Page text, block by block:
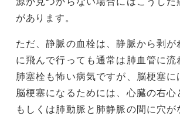
があります。
ただ、静脈の血栓は、静脈から剥が
に飛んで行っても通常は肺血管に流
肺塞栓も怖い病気ですが、脳梗塞に
脳梗塞になるためには、心臓の右心
もしくは肺動脈と肺静脈の間に穴が